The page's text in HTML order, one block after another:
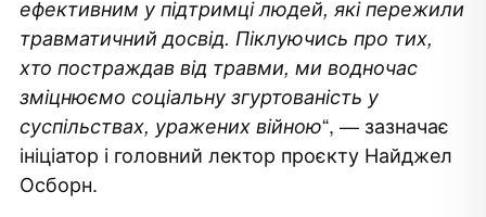
ефективним у підтримці людей, які пережили
травматичний досвід. Піклуючись про тих,
хто постраждав від травми, ми водночас
зміцнюємо соціальну згуртованість у
суспільствах, уражених війною“, — зазначає
ініціатор і головний лектор проєкту Найджел
Осборн.